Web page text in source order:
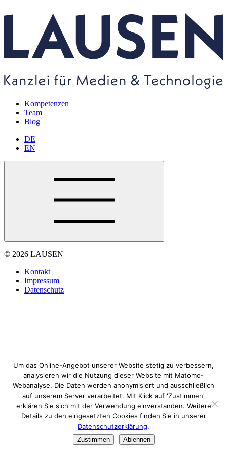
Kompetenzen
Team
Blog
DE
EN
© 2026 LAUSEN
Kontakt
Impressum
Datenschutz
Um das Online-Angebot unserer Website stetig zu verbessern,
analysieren wir die Nutzung dieser Website mit Matomo-
Webanalyse. Die Daten werden anonymisiert und ausschließlich
auf unserem Server verarbeitet. Mit Klick auf 'Zustimmen'
erklären Sie sich mit der Verwendung einverstanden. Weitere
Details zu den eingesetzten Cookies finden Sie in unserer
Datenschutzerklärung.
Zustimmen Ablehnen